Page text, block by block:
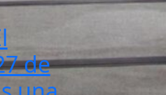
de